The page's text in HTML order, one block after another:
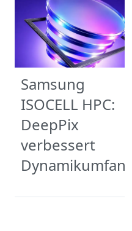
Samsung
ISOCELL HPC:
DeepPix
verbessert